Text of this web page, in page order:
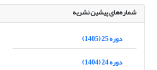
شماره‌های پیشین نشریه
دوره 25 (1405)
دوره 24 (1404)